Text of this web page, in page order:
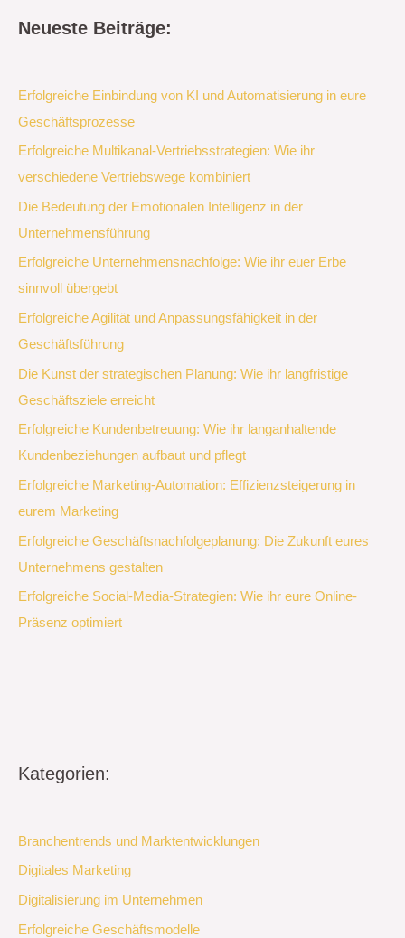
Neueste Beiträge:
Erfolgreiche Einbindung von KI und Automatisierung in eure
Geschäftsprozesse
Erfolgreiche Multikanal-Vertriebsstrategien: Wie ihr
verschiedene Vertriebswege kombiniert
Die Bedeutung der Emotionalen Intelligenz in der
Unternehmensführung
Erfolgreiche Unternehmensnachfolge: Wie ihr euer Erbe
sinnvoll übergebt
Erfolgreiche Agilität und Anpassungsfähigkeit in der
Geschäftsführung
Die Kunst der strategischen Planung: Wie ihr langfristige
Geschäftsziele erreicht
Erfolgreiche Kundenbetreuung: Wie ihr langanhaltende
Kundenbeziehungen aufbaut und pflegt
Erfolgreiche Marketing-Automation: Effizienzsteigerung in
eurem Marketing
Erfolgreiche Geschäftsnachfolgeplanung: Die Zukunft eures
Unternehmens gestalten
Erfolgreiche Social-Media-Strategien: Wie ihr eure Online-
Präsenz optimiert
Kategorien:
Branchentrends und Marktentwicklungen
Digitales Marketing
Digitalisierung im Unternehmen
Erfolgreiche Geschäftsmodelle